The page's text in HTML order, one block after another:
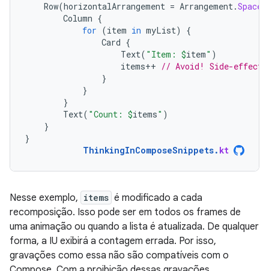
Row(horizontalArrangement = Arrangement.
Column {
for (item in myList)
{
Card {
Text( "Item: $item" )
items++ // Avoid! Side-effect
}
}
}
Text( "Count: $items" )
}
}
ThinkingInComposeSnippets. kt
Nesse exemplo, items é modificado a cada
recomposição. Isso pode ser em todos os frames de
uma animação ou quando a lista é atualizada. De qualquer
forma, a IU exibirá a contagem errada. Por isso,
gravações como essa não são compatíveis com o